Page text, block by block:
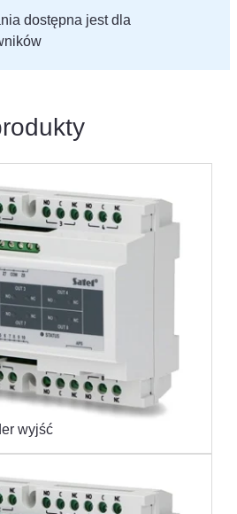
dostępna jest dla
wyjść